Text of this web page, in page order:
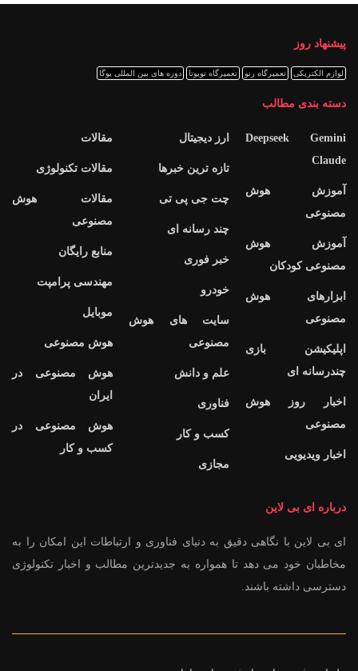
پیشنهاد روز
لوازم الکتریکی تعمیرگاه رنو تعمیرگاه تویوتا دوره های بین المللی یوگا
دسته بندی مطالب
Deepseek Gemini
Claude
آموزش هوش
مصنوعی
آموزش هوش
مصنوعی کودکان
ابزارهای هوش
مصنوعی
اپلیکیشن بازی
چندرسانه ای
اخبار روز هوش
مصنوعی
اخبار ویدیویی
ارز دیجیتال
تازه ترین خبرها
چت جی پی تی
چند رسانه ای
خبر فوری
خودرو
سایت های هوش
مصنوعی
علم و دانش
فناوری
کسب و کار
مجازی
مقالات
مقالات تکنولوژی
مقالات هوش
مصنوعی
منابع رایگان
مهندسی پرامپت
موبایل
هوش مصنوعی
هوش مصنوعی در
ایران
هوش مصنوعی در
کسب و کار
درباره ای بی لاین
ای بی لاین با نگاهی دقیق به دنیای فناوری و ارتباطات این امکان را به
مخاطبان خود می دهد تا همواره به جدیدترین مطالب و اخبار تکنولوژی
دسترسی داشته باشند.